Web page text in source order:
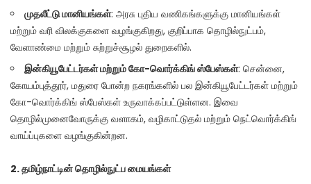
முதலீட்டுமானியங்கள்: அரசு புதிய வணிகங்களுக்கு மானியங்கள்
மற்றும் வரி விலக்குகளை வழங்குகிறது, குறிப்பாக தொழில்நுட்பம்,
வேளாண்மை மற்றும் சுற்றுச்சூழல் துறைகளில்.
இன்கியூபேட்டர்கள்மற்றும்கோ-வொர்க்கிங்ஸ்பேஸ்கள்: சென்னை,
கோயம்புத்தூர், மதுரை போன்ற நகரங்களில் பல இன்கியூபேட்டர்கள் மற்றும்
கோ-வொர்க்கிங் ஸ்பேஸ்கள் உருவாக்கப்பட்டுள்ளன. இவை
தொழில்முனைவோருக்கு வளாகம், வழிகாட்டுதல் மற்றும் நெட்வொர்க்கிங்
வாய்ப்புகளை வழங்குகின்றன.
2.தமிழ்நாட்டின்தொழில்நுட்பமையங்கள்